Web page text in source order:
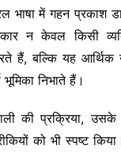
भाषा में गहन प्रकाश
न केवल किसी
हैं, बल्कि यह
भूमिका निभाते हैं।
की प्रक्रिया,
को भी स्पष्ट